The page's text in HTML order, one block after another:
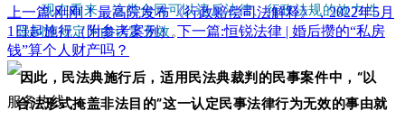
现在看来，这类合同可以违反法律、行政法规的效力性
强制性规定为由认定无效。
因此， 民法典施行后 ，适用民法典裁判的民事案件中 ， “以
合法形式掩盖非法目 的”这一认定民事法律行为无效的事由就
上一篇:刚刚！最高院发布《行政赔偿司法解释》，2022年5月
1日起施行（附参考案例） 下一篇:恒锐法律 | 婚后攒的“私房
钱”算个人财产吗？
服务热线